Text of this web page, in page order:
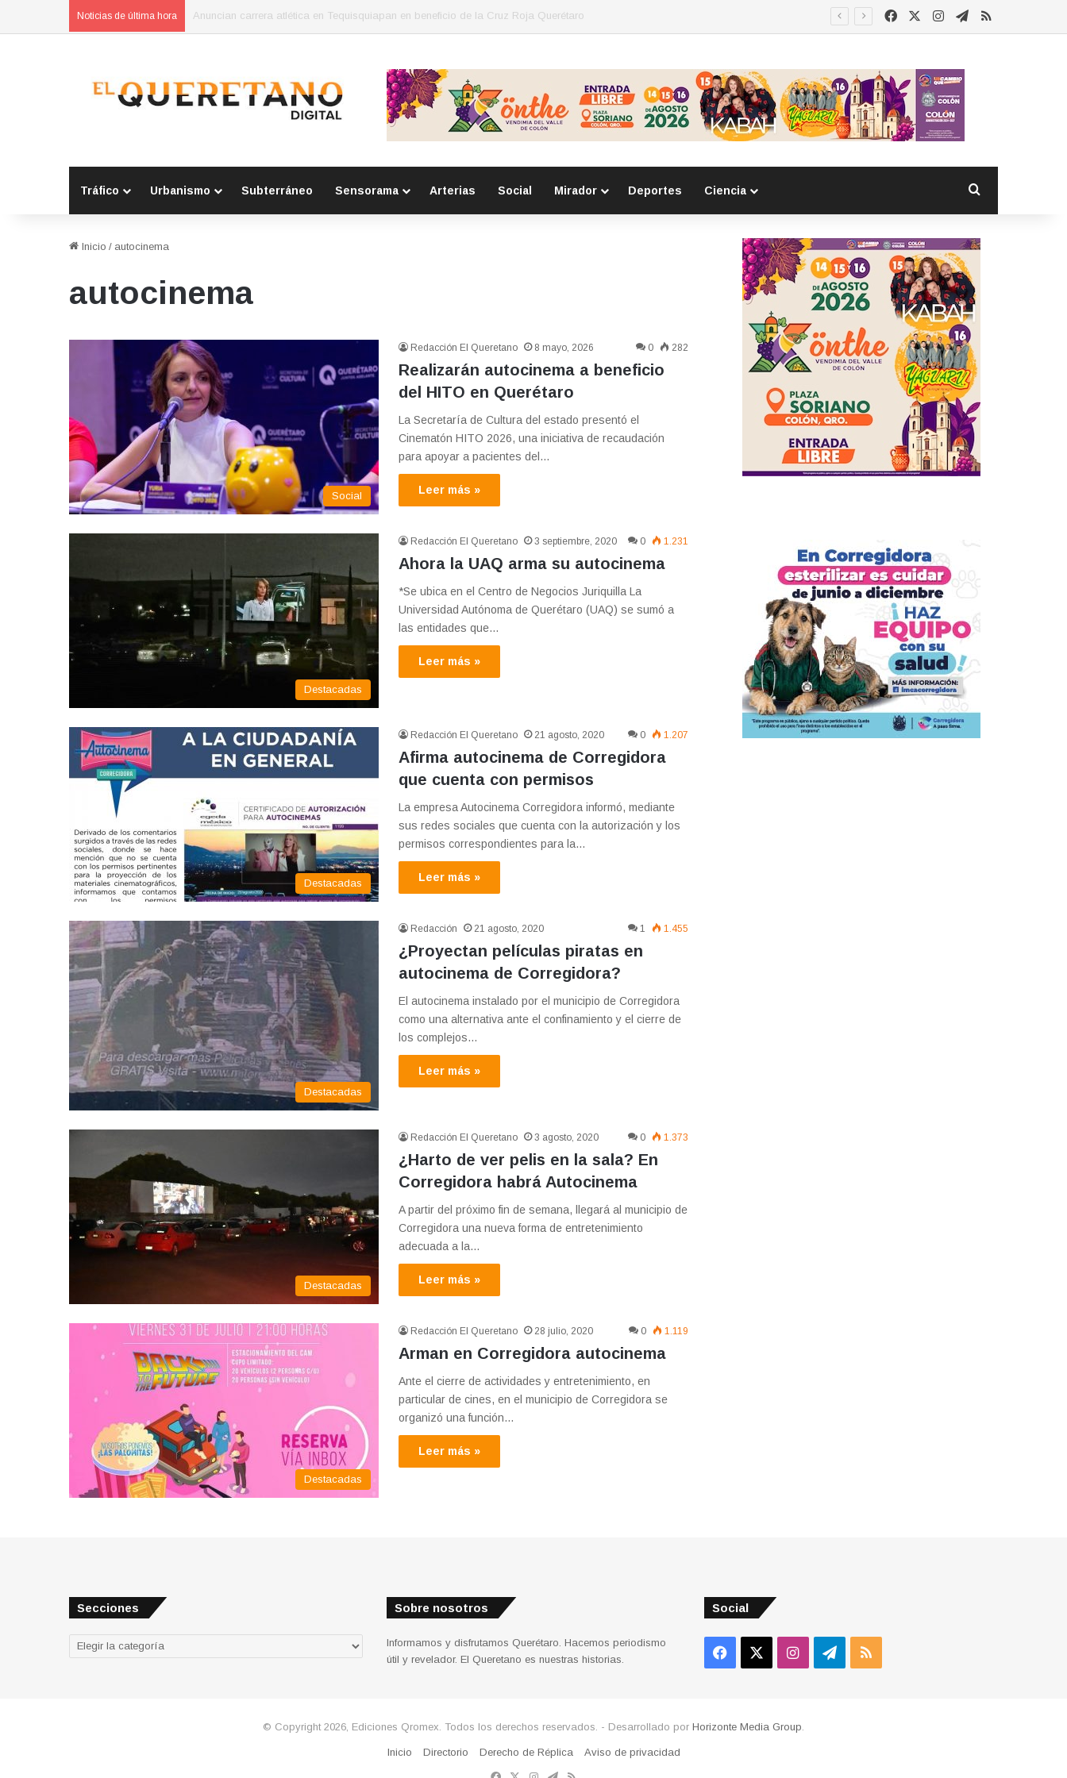
Noticias de última hora SSPM de San Juan del Río fortalece coordinación con Migración y Juzgado Cívico para atención de personas extranjeras FacebookInstagram
Telegram
RSS
Tráfico Urbanismo Subterráneo Sensorama Arterias Social Mirador Deportes Ciencia
Inicio / autocinema
autocinema
Social
Redacción El Queretano 8 mayo, 2026 0 282
Realizarán autocinema a beneficio
del HITO en Querétaro
La Secretaría de Cultura del estado presentó el
Cinematón HITO 2026, una iniciativa de recaudación
para apoyar a pacientes del…
Leer más »
Destacadas
Redacción El Queretano 3 septiembre, 2020 0 1.231
Ahora la UAQ arma su autocinema
*Se ubica en el Centro de Negocios Juriquilla La
Universidad Autónoma de Querétaro (UAQ) se sumó a
las entidades que…
Leer más »
Destacadas
Redacción El Queretano 21 agosto, 2020 0 1.207
Afirma autocinema de Corregidora
que cuenta con permisos
La empresa Autocinema Corregidora informó, mediante
sus redes sociales que cuenta con la autorización y los
permisos correspondientes para la…
Leer más »
Destacadas
Redacción 21 agosto, 2020 1 1.455
¿Proyectan películas piratas en
autocinema de Corregidora?
El autocinema instalado por el municipio de Corregidora
como una alternativa ante el confinamiento y el cierre de
los complejos…
Leer más »
Destacadas
Redacción El Queretano 3 agosto, 2020 0 1.373
¿Harto de ver pelis en la sala? En
Corregidora habrá Autocinema
A partir del próximo fin de semana, llegará al municipio de
Corregidora una nueva forma de entretenimiento
adecuada a la…
Leer más »
Destacadas
Redacción El Queretano 28 julio, 2020 0 1.119
Arman en Corregidora autocinema
Ante el cierre de actividades y entretenimiento, en
particular de cines, en el municipio de Corregidora se
organizó una función…
Leer más »
Secciones
Secciones
Sobre nosotros
Informamos y disfrutamos Querétaro. Hacemos periodismo
útil y revelador. El Queretano es nuestras historias.
Social
Facebook InstagramTelegram
RSS
© Copyright 2026, Ediciones Qromex. Todos los derechos reservados. - Desarrollado por Horizonte Media Group
Inicio Directorio Derecho de Réplica
Aviso de privacidad